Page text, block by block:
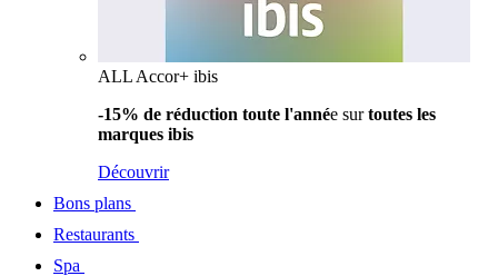
ALL Accor+ ibis
-15% de réduction toute l'année surtoutes les
marques ibis
Découvrir
Bons plans
Restaurants
Spa